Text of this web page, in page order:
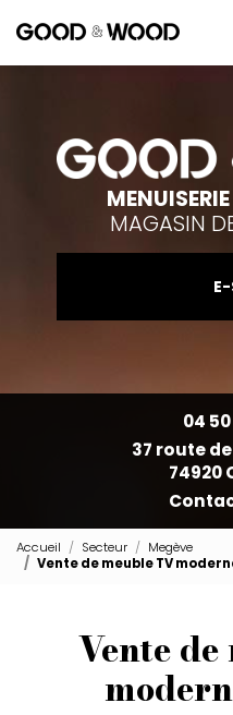
au
principal
MAGASIN
04
37 route
74920
Accueil Secteur
Megève
Vente de meuble TV
Vente